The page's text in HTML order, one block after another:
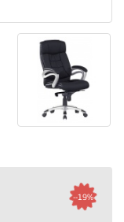
--19%